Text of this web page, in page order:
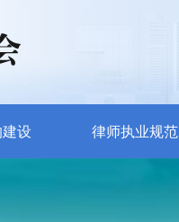
设 律师执业规范